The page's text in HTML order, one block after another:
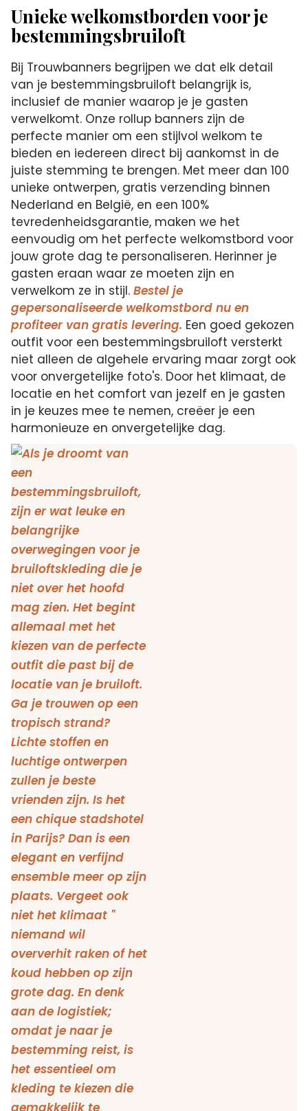
Unieke welkomstborden voor je
bestemmingsbruiloft
Bij Trouwbanners begrijpen we dat elk detail
van je bestemmingsbruiloft belangrijk is,
inclusief de manier waarop je je gasten
verwelkomt. Onze rollup banners zijn de
perfecte manier om een stijlvol welkom te
bieden en iedereen direct bij aankomst in de
juiste stemming te brengen. Met meer dan 100
unieke ontwerpen, gratis verzending binnen
Nederland en België, en een 100%
tevredenheidsgarantie, maken we het
eenvoudig om het perfecte welkomstbord voor
jouw grote dag te personaliseren. Herinner je
gasten eraan waar ze moeten zijn en
verwelkom ze in stijl.Bestel je
gepersonaliseerde welkomstbord nu en
profiteer van gratis levering. Een goed gekozen
outfit voor een bestemmingsbruiloft versterkt
niet alleen de algehele ervaring maar zorgt ook
voor onvergetelijke foto's. Door het klimaat, de
locatie en het comfort van jezelf en je gasten
in je keuzes mee te nemen, creëer je een
harmonieuze en onvergetelijke dag.